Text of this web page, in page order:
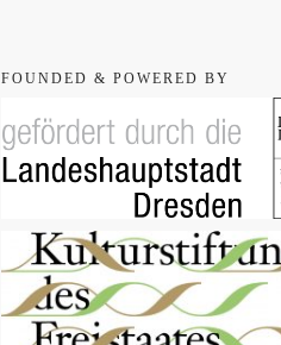
FOUNDED & POWERED BY